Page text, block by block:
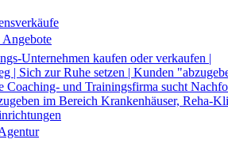
Angebote
Unternehmen kaufen oder verkaufen |
| Sich zur Ruhe setzen | Kunden
Coaching- und Trainingsfirma sucht
im Bereich Krankenhäuser, Reha-